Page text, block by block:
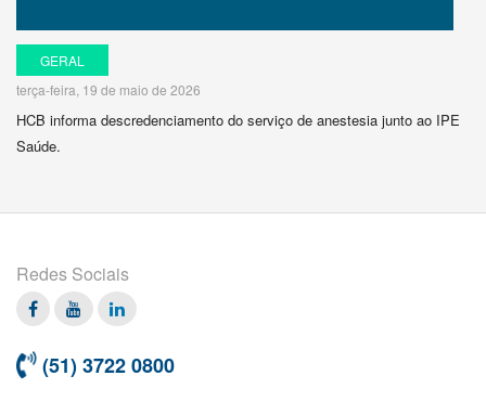
GERAL
terça-feira, 19 de maio de 2026
HCB informa descredenciamento do serviço de anestesia junto ao IPE
Saúde.
Redes Sociais
Facebook
TwitterLinkedin
(51) 3722 0800